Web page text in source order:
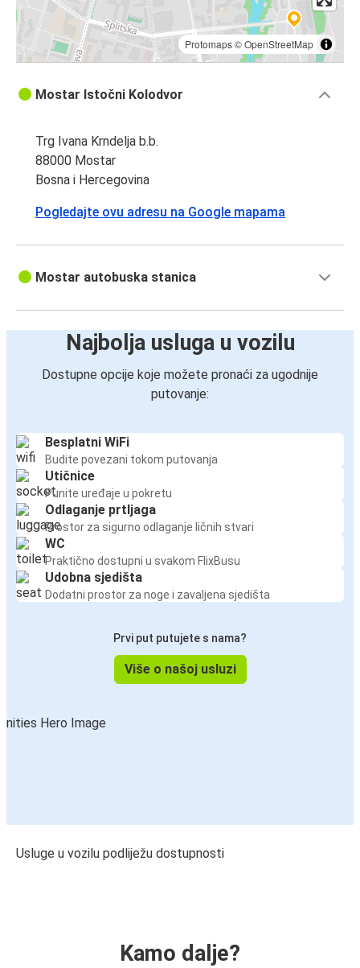
Protomaps©OpenStreetMap
Mostar Istočni Kolodvor
Trg Ivana Krndelja b.b.
88000 Mostar
Bosna i Hercegovina
Pogledajte ovu adresu na Google mapama
Mostar autobuska stanica
Najbolja usluga u vozilu
Dostupne opcije koje možete pronaći za ugodnije
putovanje:
Besplatni WiFi
Budite povezani tokom putovanja
Utičnice
Punite uređaje u pokretu
Odlaganje prtljaga
Prostor za sigurno odlaganje ličnih stvari
WC
Praktično dostupni u svakom FlixBusu
Udobna sjedišta
Dodatni prostor za noge i zavaljena sjedišta
Prvi put putujete s nama?
Više o našoj usluzi
Usluge u vozilu podliježu dostupnosti
Kamo dalje?